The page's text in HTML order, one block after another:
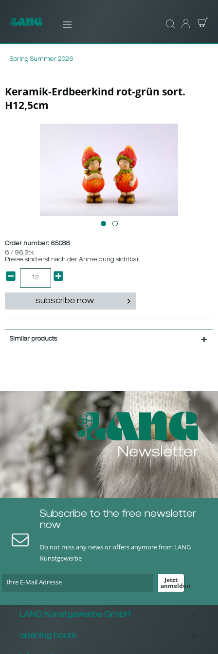
Spring Summer 2026
Keramik-Erdbeerkind rot-grün sort.
H12,5cm
Order number: 65088
6 / 96 Stk
Preise sind erst nach der Anmeldung sichtbar.
subscribe now
Similar products
Newsletter
Subscribe to the free newsletter
now
Do not miss any news or offers anymore from LANG
Kunstgewerbe
Jetzt
anmelden
LANG Kunstgewerbe GmbH
opening hours